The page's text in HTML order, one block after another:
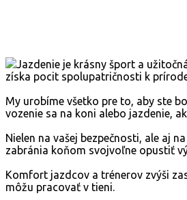
Jazdenie je krásny šport a
získa pocit spolupatričnosti k
My urobíme všetko pre to, aby ste
vozenie sa na koni alebo jazdenie,
Nielen na vašej bezpečnosti, ale aj
zabránia koňom svojvoľne opustiť
Komfort jazdcov a trénerov zvýši
môžu pracovať v tieni.